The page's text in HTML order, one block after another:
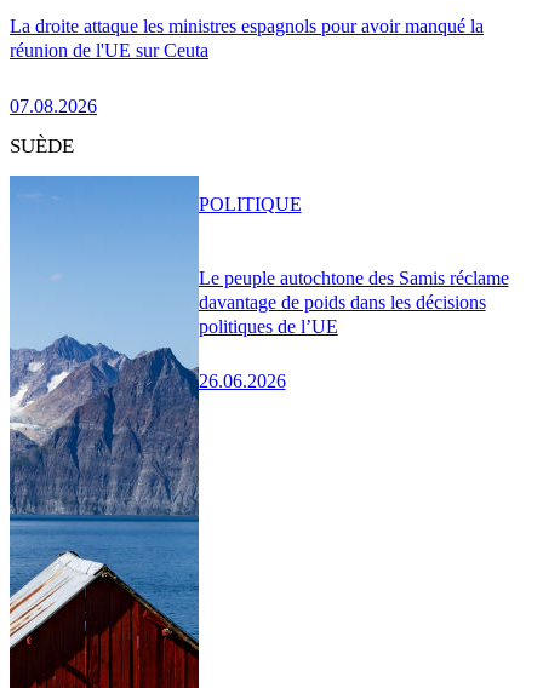
La droite attaque les ministres espagnols pour avoir manqué la
réunion de l'UE sur Ceuta
07.08.2026
SUÈDE
Le peuple autochtone des Samis réclame
davantage de poids dans les décisions
politiques de l’UE
26.06.2026
POLITIQUE